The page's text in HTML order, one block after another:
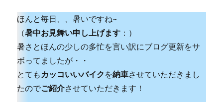
ほんと毎日、、暑いですね~
（暑中お見舞い申し上げます ：）
暑さとほんの少しの多忙を言い訳にブログ更新をサ
ボってましたが・・
とても カッコいいバイク を納車させていただきまし
たのでご紹介させていただきます！